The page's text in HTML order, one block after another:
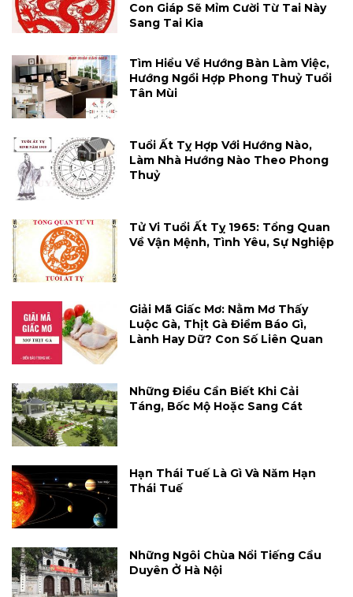
Con Giáp Sẽ Mỉm Cười Từ Tai Này
Sang Tai Kia
Tìm Hiểu Về Hướng Bàn Làm Việc,
Hướng Ngồi Hợp Phong Thuỷ Tuổi
Tân Mùi
Tuổi Ất Tỵ Hợp Với Hướng Nào,
Làm Nhà Hướng Nào Theo Phong
Thuỷ
Tử Vi Tuổi Ất Tỵ 1965: Tổng Quan
Về Vận Mệnh, Tình Yêu, Sự Nghiệp
Giải Mã Giấc Mơ: Nằm Mơ Thấy
Luộc Gà, Thịt Gà Điềm Báo Gì,
Lành Hay Dữ? Con Số Liên Quan
Những Điều Cần Biết Khi Cải
Táng, Bốc Mộ Hoặc Sang Cát
Hạn Thái Tuế Là Gì Và Năm Hạn
Thái Tuế
Những Ngôi Chùa Nổi Tiếng Cầu
Duyên Ở Hà Nội